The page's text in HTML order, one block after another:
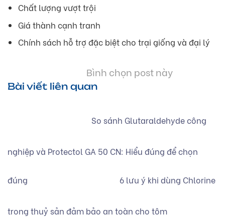
Chất lượng vượt trội
Giá thành cạnh tranh
Chính sách hỗ trợ đặc biệt cho trại giống và đại lý
Bình chọn post này
Bài viết liên quan
So sánh Glutaraldehyde công
nghiệp và Protectol GA 50 CN: Hiểu đúng để chọn
đúng 6 lưu ý khi dùng Chlorine
trong thuỷ sản đảm bảo an toàn cho tôm